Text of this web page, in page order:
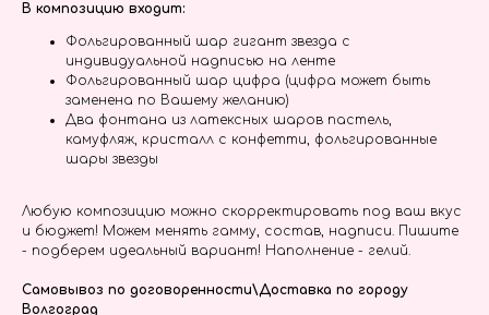
В композицию входит:
Фольгированный шар гигант звезда с
индивидуальной надписью на ленте
Фольгированный шар цифра (цифра может быть
заменена по Вашему желанию)
Два фонтана из латексных шаров пастель,
камуфляж, кристалл с конфетти, фольгированные
шары звезды
Любую композицию можно скорректировать под ваш вкус
и бюджет! Можем менять гамму, состав, надписи. Пишите
- подберем идеальный вариант! Наполнение - гелий.
Самовывоз по договоренности\Доставка по городу
Волгоград